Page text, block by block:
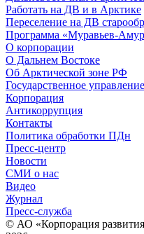
Работать на ДВ и в Арктике
Переселение на ДВ
Программа «Муравьев-
О корпорации
О Дальнем Востоке
Об Арктической зоне РФ
Государственное управление
Корпорация
Антикоррупция
Контакты
Политика обработки ПДн
Пресс-центр
Новости
СМИ о нас
Видео
Журнал
Пресс-служба
© АО «Корпорация